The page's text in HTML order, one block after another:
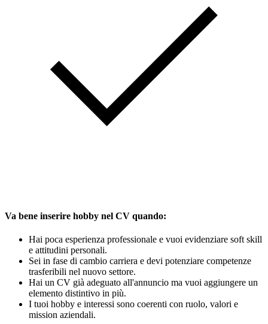
Va bene inserire hobby nel CV quando:
Hai poca esperienza professionale e vuoi evidenziare soft skill
e attitudini personali.
Sei in fase di cambio carriera e devi potenziare competenze
trasferibili nel nuovo settore.
Hai un CV già adeguato all'annuncio ma vuoi aggiungere un
elemento distintivo in più.
I tuoi hobby e interessi sono coerenti con ruolo, valori e
mission aziendali.